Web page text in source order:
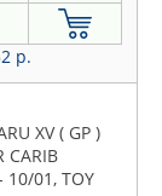
р.
XV ( GP )
CARIB
10/01, TOY